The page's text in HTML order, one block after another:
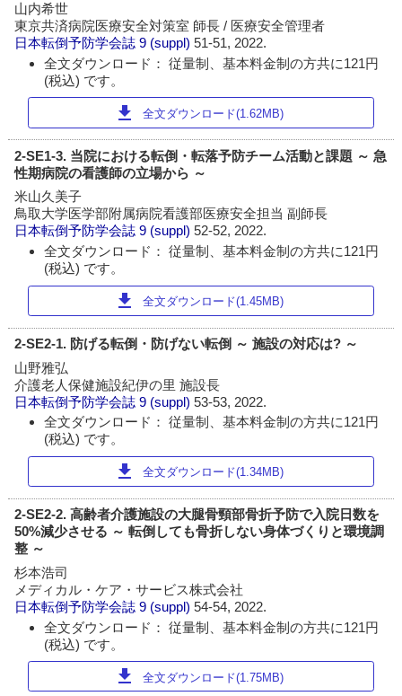
山内希世
東京共済病院医療安全対策室 師長 / 医療安全管理者
日本転倒予防学会誌 9 (suppl)51-51, 2022.
全文ダウンロード： 従量制、基本料金制の方共に121円
(税込) です。
download 全文ダウンロード(1.62MB)
2-SE1-3. 当院における転倒・転落予防チーム活動と課題 ～ 急
性期病院の看護師の立場から ～
米山久美子
鳥取大学医学部附属病院看護部医療安全担当 副師長
日本転倒予防学会誌 9 (suppl)52-52, 2022.
全文ダウンロード： 従量制、基本料金制の方共に121円
(税込) です。
download 全文ダウンロード(1.45MB)
2-SE2-1. 防げる転倒・防げない転倒 ～ 施設の対応は? ～
山野雅弘
介護老人保健施設紀伊の里 施設長
日本転倒予防学会誌 9 (suppl)53-53, 2022.
全文ダウンロード： 従量制、基本料金制の方共に121円
(税込) です。
download 全文ダウンロード(1.34MB)
2-SE2-2. 高齢者介護施設の大腿骨頸部骨折予防で入院日数を
50%減少させる ～ 転倒しても骨折しない身体づくりと環境調
整 ～
杉本浩司
メディカル・ケア・サービス株式会社
日本転倒予防学会誌 9 (suppl)54-54, 2022.
全文ダウンロード： 従量制、基本料金制の方共に121円
(税込) です。
download 全文ダウンロード(1.75MB)